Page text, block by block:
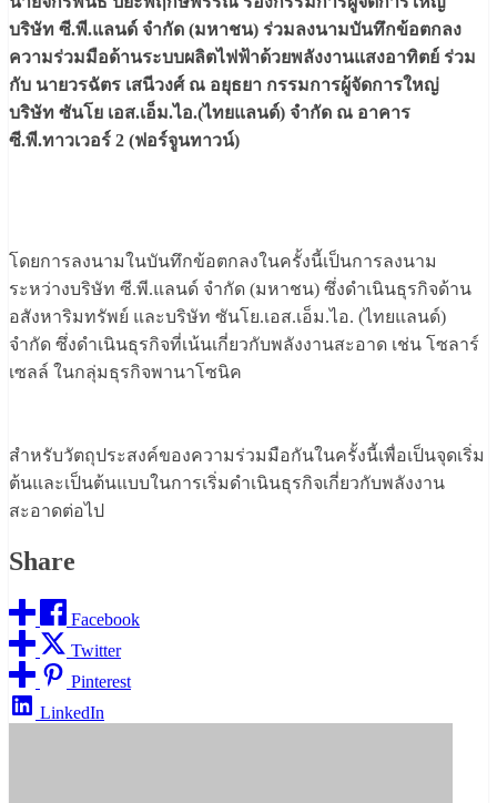
บริษัท ซี.พี.แลนด์ จำกัด (มหาชน) ร่วมลงนามบันทึกข้อตกลง
ความร่วมมือด้านระบบผลิตไฟฟ้าด้วยพลังงานแสงอาทิตย์ ร่วม
กับ นายวรฉัตร เสนีวงศ์ ณ อยุธยา กรรมการผู้จัดการใหญ่
บริษัท ซันโย เอส.เอ็ม.ไอ.(ไทยแลนด์) จำกัด ณ อาคาร
ซี.พี.ทาวเวอร์ 2 (ฟอร์จูนทาวน์)
โดยการลงนามในบันทึกข้อตกลงในครั้งนี้เป็นการลงนาม
ระหว่างบริษัท ซี.พี.แลนด์ จำกัด (มหาชน) ซึ่งดำเนินธุรกิจด้าน
อสังหาริมทรัพย์ และบริษัท ซันโย.เอส.เอ็ม.ไอ. (ไทยแลนด์)
จำกัด ซึ่งดำเนินธุรกิจที่เน้นเกี่ยวกับพลังงานสะอาด เช่น โซลาร์
เซลล์ ในกลุ่มธุรกิจพานาโซนิค
สำหรับวัตถุประสงค์ของความร่วมมือกันในครั้งนี้เพื่อเป็นจุดเริ่ม
ต้นและเป็นต้นแบบในการเริ่มดำเนินธุรกิจเกี่ยวกับพลังงาน
สะอาดต่อไป
Share
Facebook
Twitter
Pinterest
LinkedIn